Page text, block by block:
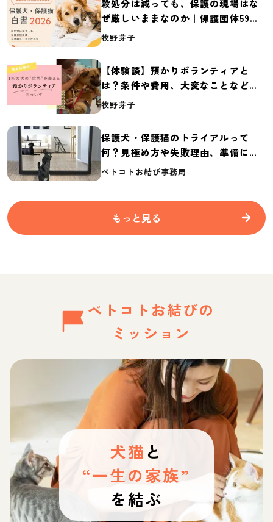
殺処分は減っても、保護の現場はな
ぜ厳しいままなのか｜保護団体59団
体の実態調査【保護犬・保護猫白書
牧野芽子
【体験談】預かりボランティアと
は？条件や費用、大変なことなど紹
介
牧野芽子
保護犬・保護猫のトライアルって
何？見極め方や失敗理由、準備に必
要なものを紹介
ペトコトお結び事務局
もっと見る
ペトコトお結びの
ミッション
犬猫 と
“一生の家族”
を結ぶ